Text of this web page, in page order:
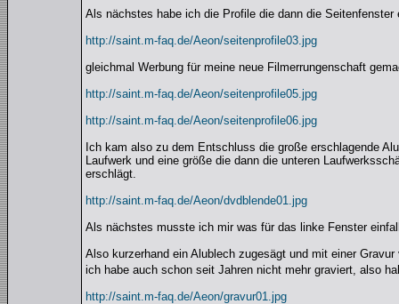
Als nächstes habe ich die Profile die dann die
http://saint.m-faq.de/Aeon/seitenprofile03.jpg
gleichmal Werbung für meine neue Filmerrungenschaft
http://saint.m-faq.de/Aeon/seitenprofile05.jpg
http://saint.m-faq.de/Aeon/seitenprofile06.jpg
Ich kam also zu dem Entschluss die große erschlagende
Laufwerk und eine größe die dann die unteren
erschlägt.
http://saint.m-faq.de/Aeon/dvdblende01.jpg
Als nächstes musste ich mir was für das linke Fenster
Also kurzerhand ein Alublech zugesägt und mit einer
ich habe auch schon seit Jahren nicht mehr graviert, also
http://saint.m-faq.de/Aeon/gravur01.jpg